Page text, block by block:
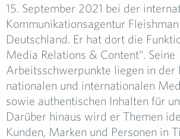
15. September 2021 bei der
Kommunikationsagentur
Deutschland. Er hat dort die
Media Relations & Content“. Seine
Arbeitsschwerpunkte liegen in der
nationalen und internationalen
sowie authentischen Inhalten für
Darüber hinaus wird er Themen
Kunden, Marken und Personen in